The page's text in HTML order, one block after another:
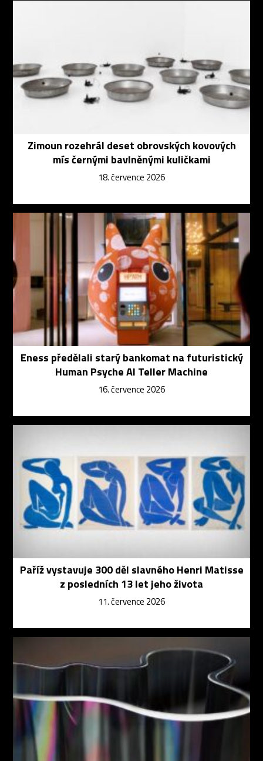
Zimoun rozehrál deset obrovských kovových
mís černými bavlněnými kuličkami
18. července 2026
Eness předělali starý bankomat na futuristický
Human Psyche AI Teller Machine
16. července 2026
Paříž vystavuje 300 děl slavného Henri Matisse
z posledních 13 let jeho života
11. července 2026